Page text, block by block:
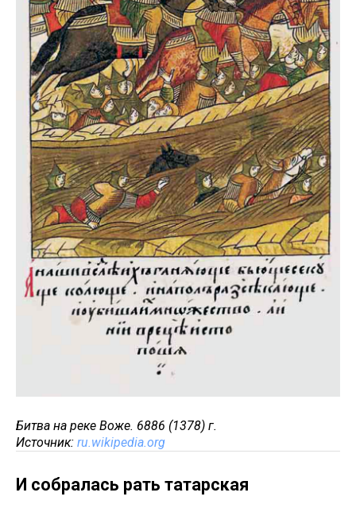
Битва на реке Воже. 6886 (1378) г.
Источник: ru.wikipedia.org
И собралась рать татарская